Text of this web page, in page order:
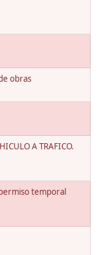
obras
A TRAFICO.
temporal